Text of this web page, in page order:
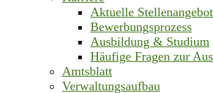
Aktuelle
Bewerbungsprozess
Ausbildung & Studium
Häufige Fragen zur
Amtsblatt
Verwaltungsaufbau